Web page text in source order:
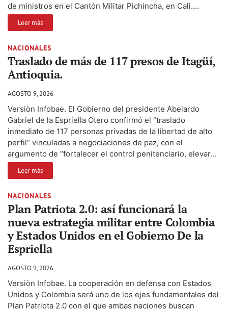
de ministros en el Cantón Militar Pichincha, en Cali....
Leer más
NACIONALES
Traslado de más de 117 presos de Itagüí,
Antioquia.
AGOSTO 9, 2026
Versiòn Infobae. El Gobierno del presidente Abelardo
Gabriel de la Espriella Otero confirmó el “traslado
inmediato de 117 personas privadas de la libertad de alto
perfil” vinculadas a negociaciones de paz, con el
argumento de “fortalecer el control penitenciario, elevar...
Leer más
NACIONALES
Plan Patriota 2.0: así funcionará la
nueva estrategia militar entre Colombia
y Estados Unidos en el Gobierno De la
Espriella
AGOSTO 9, 2026
Versiòn Infobae. La cooperación en defensa con Estados
Unidos y Colombia será uno de los ejes fundamentales del
Plan Patriota 2.0 con el que ambas naciones buscan